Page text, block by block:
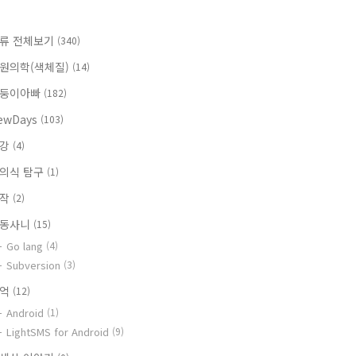
전체보기 (340)
의학(색체질) (14)
이아빠 (182)
(103)
(4)
식 탐구 (1)
(2)
사니 (15)
Go lang (4)
Subversion (3)
(12)
Android (1)
LightSMS for Android (9)